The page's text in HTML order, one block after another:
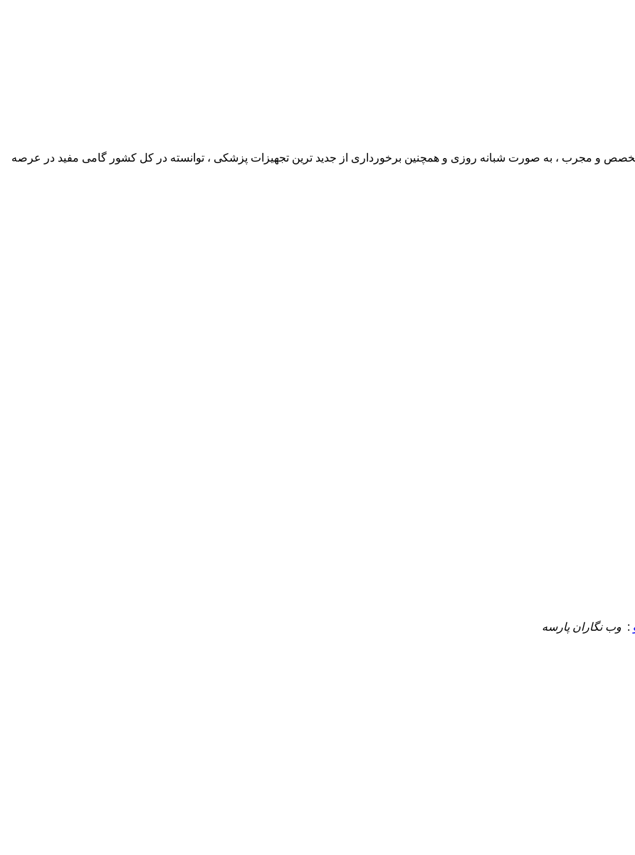
متخصص و مجرب ، به صورت شبانه روزی و همچنین برخورداری از جدید ترین تجهیزات پزشکی ، توانسته در کل کشور گامی مفید در عرصه
: وب نگاران پارسه